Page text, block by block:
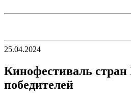
25.04.2024
Кинофестиваль
победителей